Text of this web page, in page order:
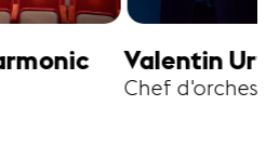
Uryupin Amihai
Alto